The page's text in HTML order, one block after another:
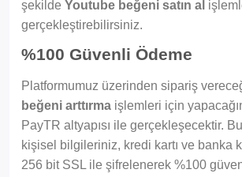
şekilde Youtube beğeni satın al
gerçekleştirebilirsiniz.
%100 Güvenli Ödeme
Platformumuz üzerinden sipariş
beğeni arttırma işlemleri için
PayTR altyapısı ile gerçekleşecektir.
kişisel bilgileriniz, kredi kartı ve banka
256 bit SSL ile şifrelenerek %100